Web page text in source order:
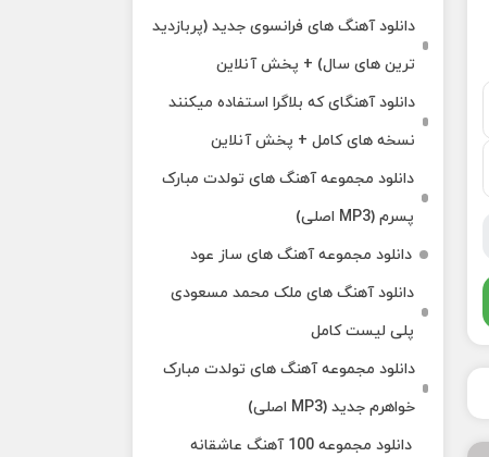
دانلود آهنگ های فرانسوی جدید (پربازدید
ترین های سال) + پخش آنلاین
دانلود آهنگای که بلاگرا استفاده میکنند
نسخه های کامل + پخش آنلاین
دانلود مجموعه آهنگ های تولدت مبارک
پسرم (MP3 اصلی)
دانلود مجموعه آهنگ های ساز عود
دانلود آهنگ های ملک‌ محمد مسعودی
پلی لیست کامل
دانلود مجموعه آهنگ های تولدت مبارک
خواهرم جدید (MP3 اصلی)
دانلود مجموعه 100 آهنگ عاشقانه